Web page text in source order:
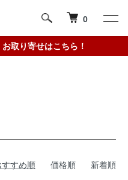
0
取り寄せはこちら！
すすめ順 価格順 新着順